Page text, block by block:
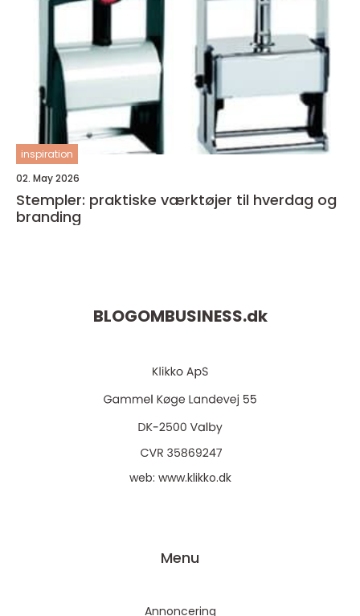
inspiration
02. May 2026
Stempler: praktiske værktøjer til hverdag og
branding
BLOGOMBUSINESS.dk
web: www.klikko.dk
Menu
Annoncering